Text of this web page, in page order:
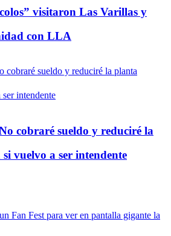
visitaron Las Varillas y
con LLA
cobraré sueldo y reduciré la
vuelvo a ser intendente